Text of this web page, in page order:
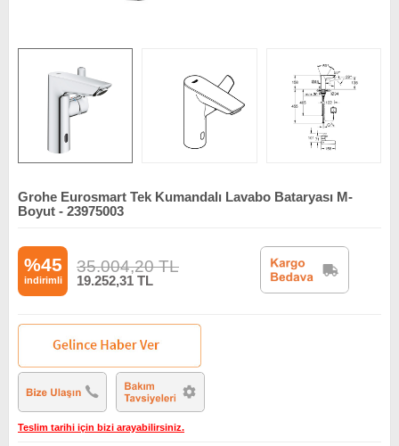
Grohe Eurosmart Tek Kumandalı Lavabo Bataryası M-
Boyut - 23975003
%45
indirimli
35.004,20TL
19.252,31 TL
Teslim tarihi için bizi arayabilirsiniz.